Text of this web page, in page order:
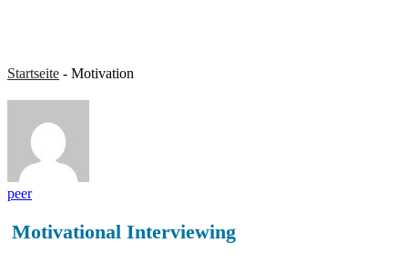
Startseite - Motivation
peer
Motivational Interviewing